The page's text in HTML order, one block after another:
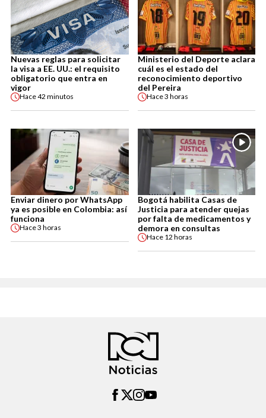
Nuevas reglas para solicitar
la visa a EE. UU.: el requisito
obligatorio que entra en
vigor
Hace42 minutos
Ministerio del Deporte aclara
cuál es el estado del
reconocimiento deportivo
del Pereira
Hace3 horas
Enviar dinero por WhatsApp
ya es posible en Colombia: así
funciona
Hace3 horas
Bogotá habilita Casas de
Justicia para atender quejas
por falta de medicamentos y
demora en consultas
Hace 12 horas